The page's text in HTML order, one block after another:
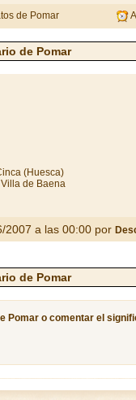
de Pomar
de Pomar
(Huesca)
de Baena
2007 a las 00:00 por
de Pomar
Pomar o comentar el